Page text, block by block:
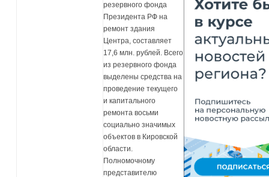
резервного фонда
Президента РФ на
ремонт здания
Центра, составляет
17,6 млн. рублей. Всего
из резервного фонда
выделены средства на
проведение текущего
и капитального
ремонта восьми
социально значимых
объектов в Кировской
области.
Полномочному
представителю